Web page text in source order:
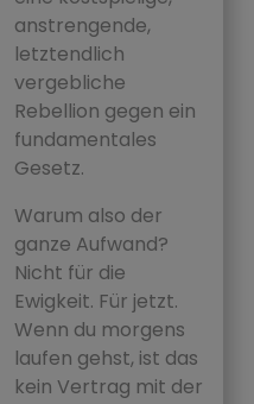
anstrengende,
letztendlich
vergebliche
Rebellion gegen ein
fundamentales
Gesetz.
Warum also der
ganze Aufwand?
Nicht für die
Ewigkeit. Für jetzt.
Wenn du morgens
laufen gehst, ist das
kein Vertrag mit der